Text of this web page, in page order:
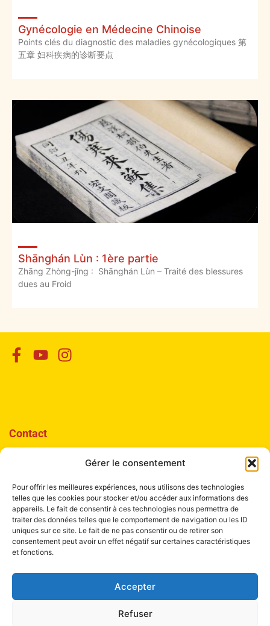
Gérer le consentement
Pour offrir les meilleures expériences, nous utilisons des technologies
telles que les cookies pour stocker et/ou accéder aux informations des
appareils. Le fait de consentir à ces technologies nous permettra de
traiter des données telles que le comportement de navigation ou les ID
uniques sur ce site. Le fait de ne pas consentir ou de retirer son
consentement peut avoir un effet négatif sur certaines caractéristiques
et fonctions.
Accepter
Refuser
Gynécologie en Médecine Chinoise
Points clés du diagnostic des maladies gynécologiques 第
五章 妇科疾病的诊断要点
Shānghán Lùn : 1ère partie
Zhāng Zhòng-jǐng : Shānghán Lùn – Traité des blessures
dues au Froid
Institut Liang Shen de Médecine chinoise
1205 Genève
Contact